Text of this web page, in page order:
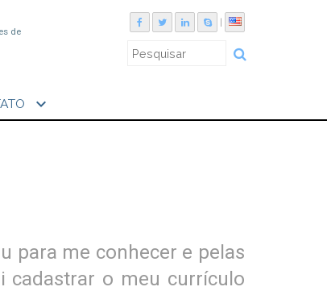
de
expand_more
para me conhecer e pelas
cadastrar o meu currículo